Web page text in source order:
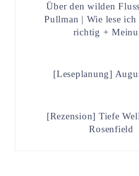
Über den wilden
Pullman | Wie lese ich
richtig +
[Leseplanung]
[Rezension] Tiefe
Rosenfield